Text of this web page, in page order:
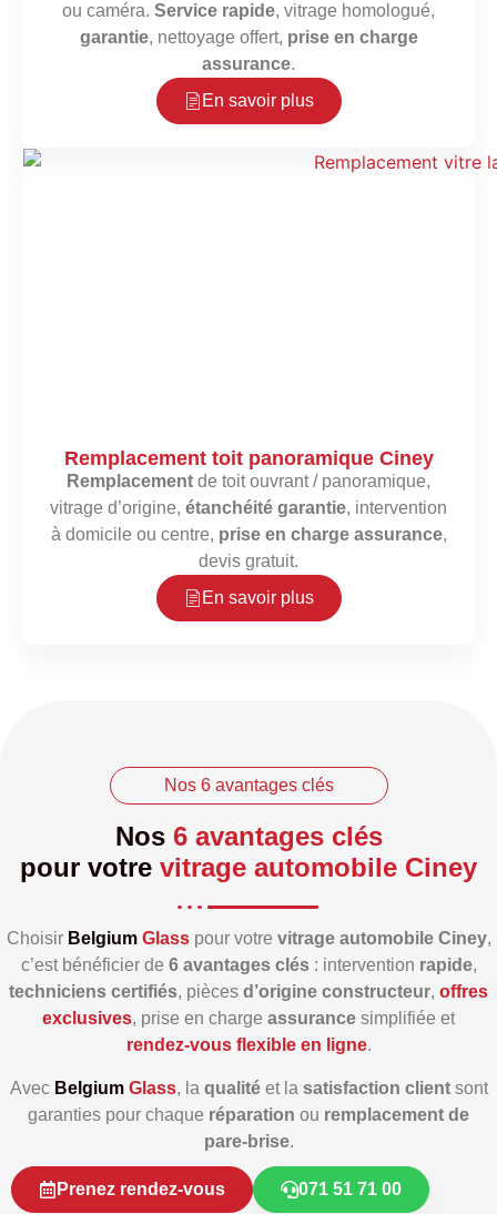
ou caméra. Service rapide, vitrage homologué,
garantie, nettoyage offert, prise en charge
assurance.
En savoir plus
Remplacement toit panoramique Ciney
Remplacement de toit ouvrant / panoramique,
vitrage d’origine, étanchéité garantie, intervention
à domicile ou centre, prise en charge assurance,
devis gratuit.
En savoir plus
Nos 6 avantages clés
Nos 6 avantages clés
pour votre vitrage automobile Ciney
Choisir Belgium Glasspour votre vitrage automobile Ciney,
c’est bénéficier de 6 avantages clés: intervention rapide,
techniciens certifiés, pièces d’origine constructeur, offres
exclusives, prise en charge assurance simplifiée et
rendez‑vous flexible en ligne.
Avec Belgium Glass, la qualitéet la satisfaction clientsont
garanties pour chaque réparation ou remplacement de
pare‑brise.
Prenez rendez-vous 071 51 71 00